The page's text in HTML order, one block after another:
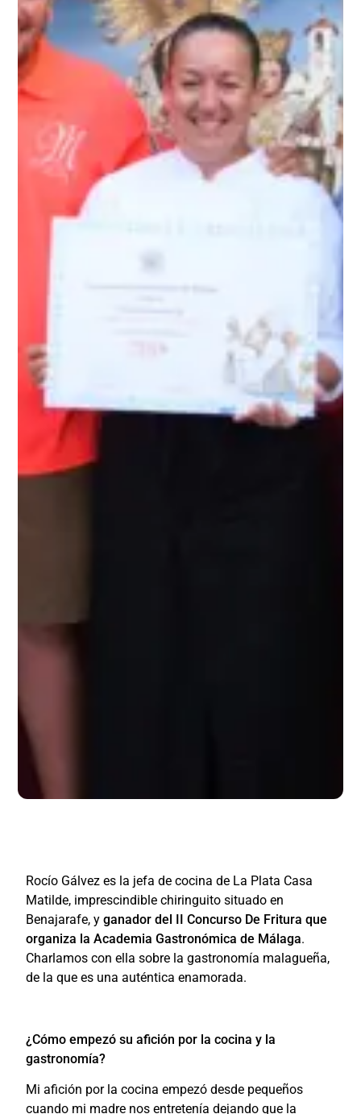
Rocío Gálvez es la jefa de cocina de La Plata Casa
Matilde, imprescindible chiringuito situado en
Benajarafe, y ganador del II Concurso De Fritura que
organiza la Academia Gastronómica de Málaga.
Charlamos con ella sobre la gastronomía malagueña,
de la que es una auténtica enamorada.
¿Cómo empezó su afición por la cocina y la
gastronomía?
Mi afición por la cocina empezó desde pequeños
cuando mi madre nos entretenía dejando que la